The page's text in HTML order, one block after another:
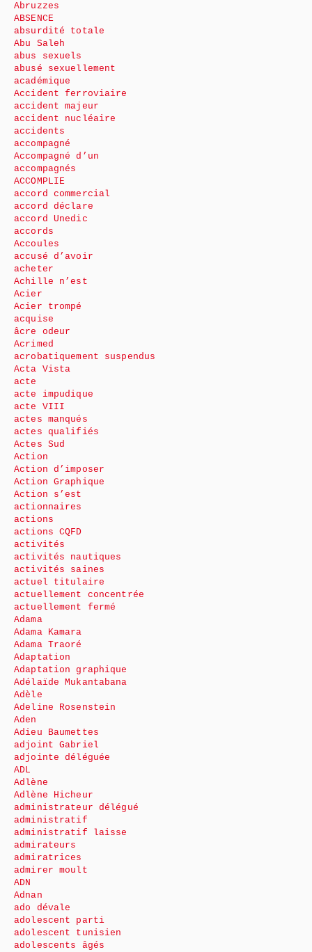
Abruzzes
ABSENCE
absurdité totale
Abu Saleh
abus sexuels
abusé sexuellement
académique
Accident ferroviaire
accident majeur
accident nucléaire
accidents
accompagné
Accompagné d’un
accompagnés
ACCOMPLIE
accord commercial
accord déclare
accord Unedic
accords
Accoules
accusé d’avoir
acheter
Achille n’est
Acier
Acier trompé
acquise
âcre odeur
Acrimed
acrobatiquement suspendus
Acta Vista
acte
acte impudique
acte VIII
actes manqués
actes qualifiés
Actes Sud
Action
Action d’imposer
Action Graphique
Action s’est
actionnaires
actions
actions CQFD
activités
activités nautiques
activités saines
actuel titulaire
actuellement concentrée
actuellement fermé
Adama
Adama Kamara
Adama Traoré
Adaptation
Adaptation graphique
Adélaïde Mukantabana
Adèle
Adeline Rosenstein
Aden
Adieu Baumettes
adjoint Gabriel
adjointe déléguée
ADL
Adlène
Adlène Hicheur
administrateur délégué
administratif
administratif laisse
admirateurs
admiratrices
admirer moult
ADN
Adnan
ado dévale
adolescent parti
adolescent tunisien
adolescents âgés